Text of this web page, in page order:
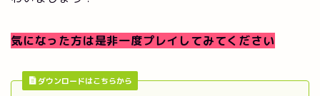
気になった方は是非一度プレイしてみてください
ダウンロードはこちらから